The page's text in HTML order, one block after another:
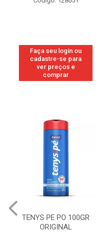
Faça seu login ou
cadastre-se para
ver preços e
comprar
TENYS PE PO 100GR
ORIGINAL